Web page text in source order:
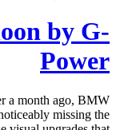
by G-
Power
a month ago, BMW
missing the